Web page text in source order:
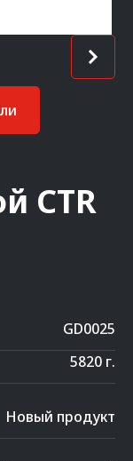
CTR
GD0025
5820 г.
Новый продукт